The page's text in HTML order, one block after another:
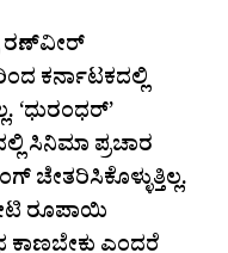
ರಣ್‌ವೀರ್‌
ಕರ್ನಾಟಕದಲ್ಲಿ
‘ಧುರಂಧರ್’
ಸಿನಿಮಾ ಪ್ರಚಾರ
ಚೇತರಿಸಿಕೊಳ್ಳುತ್ತಿಲ್ಲ.
ರೂಪಾಯಿ